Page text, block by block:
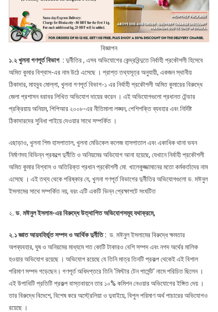
বিজ্ঞাপন
১.২ খুলনা গণপূর্ত বিভাগ : দুর্নীতির , এসব অভিযোগের কেন্দ্রবিন্দুতে নির্বাহী প্রকৌশলী হিসেবে
অমিত কুমার বিশ্বাস-এর নাম উঠে এসেছে । প্রাপ্ত তথ্যসূত্র অনুযায়ী, একজন স্থানীয়
ঠিকাদার, মাহবুব মোল্লা, খুলনা গণপূর্ত বিভাগ-১ এর নির্বাহী প্রকৌশলী অমিত কুমারের বিরুদ্ধে
জেলা প্রশাসন বরাবর লিখিত অভিযোগ দায়ের করেন । এই অভিযোগগুলো প্রধানত টেন্ডার
প্রক্রিয়ায় অনিয়ম, পিপিআর ২০০৮-এর নীতিমালা লঙ্ঘন, পেশিশক্তি ব্যবহার এবং নির্দিষ্ট
ঠিকাদারদের সুবিধা পাইয়ে দেওয়ার সাথে সম্পর্কিত ।
এছাড়াও, খুলনা শিশু হাসপাতাল, খুলনা মেডিকেল কলেজ হাসপাতাল এবং একাধিক থানা ভবন
নির্মাণসহ বিভিন্ন প্রকল্পে দুর্নীতি ও অনিয়মের অভিযোগ আনা হয়েছে, যেখানে নির্বাহী প্রকৌশলী
অমিত কুমার বিশ্বাস ও অতিরিক্ত প্রধান প্রকৌশলী মো. খালেকুজ্জামানের মতো কর্মকর্তাদের নাম
এসেছে । এই তথ্য থেকে পরিষ্কার যে, খুলনা গণপূর্ত বিভাগের দুর্নীতির অভিযোগগুলো ড. মঈনুল
ইসলামের সাথে সম্পর্কিত নয়, বরং এটি একটি ভিন্ন প্রেক্ষাপটে সংঘটিত
২. ড. মঈনুল ইসলাম-এর বিরুদ্ধে উত্থাপিত অভিযোগসমূহ যথাক্রমে,
২.১ জ্ঞাত আয়বহির্ভূত সম্পদ ও আর্থিক দুর্নীতি : ড. মঈনুল ইসলামের বিরুদ্ধে ক্ষমতার
অপব্যবহার, ঘুষ ও অনিয়মের মাধ্যমে শত কোটি টাকারও বেশি সম্পদ এবং নগদ অর্থের মালিক
হওয়ার অভিযোগ রয়েছে । অভিযোগ রয়েছে যে তিনি মাত্র তিনটি প্রকল্প থেকেই এই বিশাল
পরিমাণ সম্পদ গড়েছেন। গণপূর্ত অধিদপ্তরে তিনি ‘মিস্টার টেন পার্সেন্ট’ নামে পরিচিত ছিলেন ।
এই উপাধিটি প্রতিটি প্রকল্প বাস্তবায়নে তার ১০% কমিশন নেওয়ার অভিযোগের ইঙ্গিত দেয় ।
তার বিরুদ্ধে বিদেশে, বিশেষ করে অস্ট্রেলিয়া ও দুবাইয়ে, বিপুল পরিমাণ অর্থ পাচারের অভিযোগও
রয়েছে ।